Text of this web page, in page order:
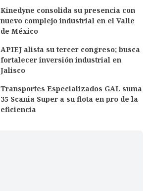
Kinedyne consolida su presencia con
nuevo complejo industrial en el Valle
de México
APIEJ alista su tercer congreso; busca
fortalecer inversión industrial en
Jalisco
Transportes Especializados GAL suma
35 Scania Super a su flota en pro de la
eficiencia